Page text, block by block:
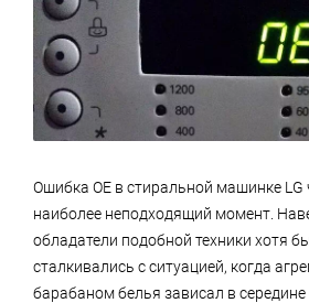
Ошибка ОЕ в стиральной машинке LG
наиболее неподходящий момент.
обладатели подобной техники хотя
сталкивались с ситуацией, когда
барабаном белья зависал в середине